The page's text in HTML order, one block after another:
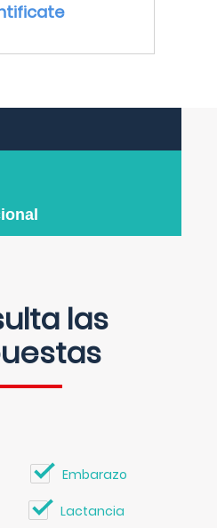
las
Embarazo
Lactancia